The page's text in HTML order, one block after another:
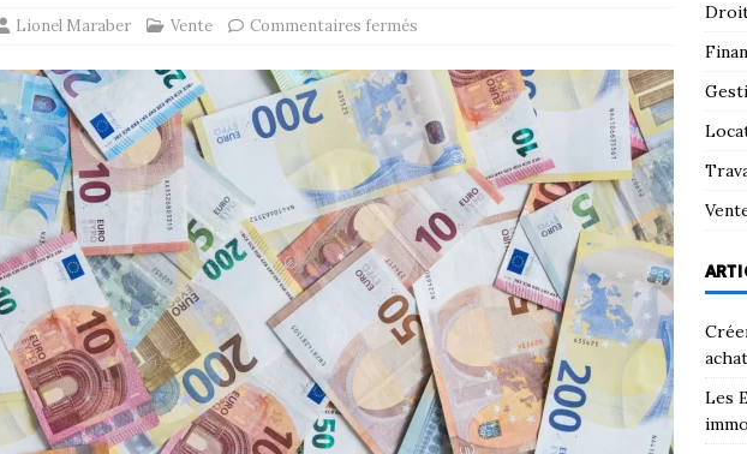
Lionel Maraber Vente Commentaires fermés
Les